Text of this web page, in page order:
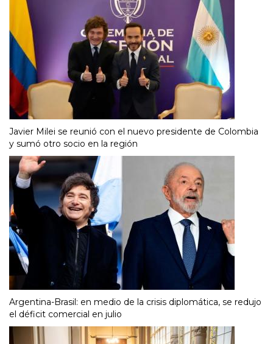
Javier Milei se reunió con el nuevo presidente de Colombia
y sumó otro socio en la región
Argentina-Brasil: en medio de la crisis diplomática, se redujo
el déficit comercial en julio